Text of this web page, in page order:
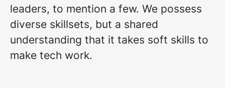
leaders, to mention a few. We possess
diverse skillsets, but a shared
understanding that it takes soft skills to
make tech work.